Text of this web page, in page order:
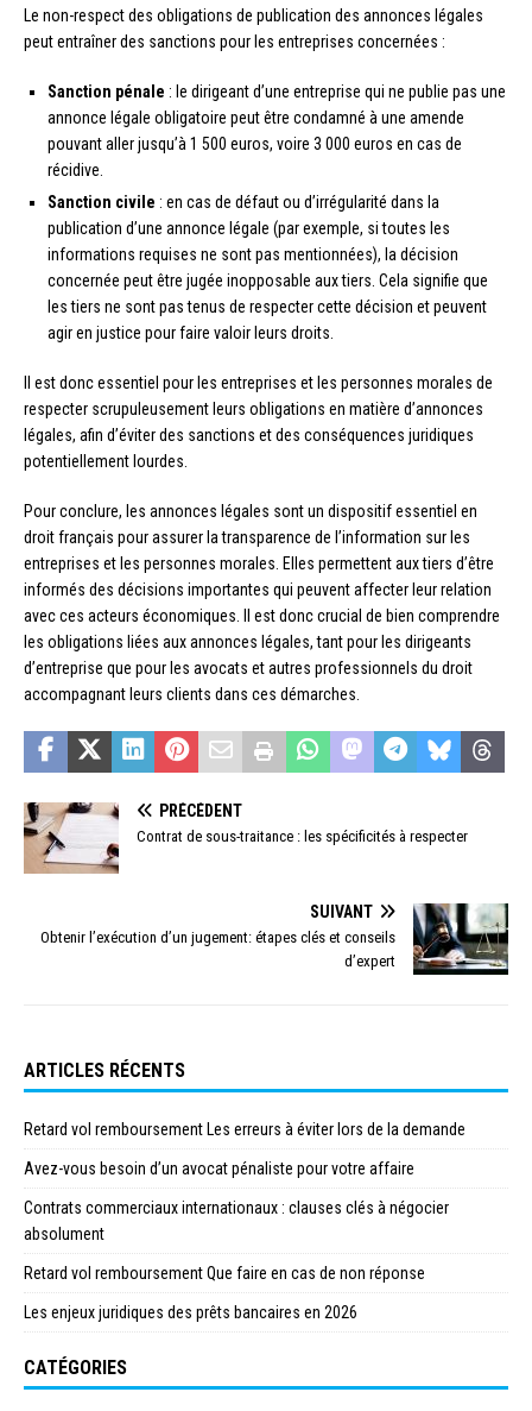
Le non-respect des obligations de publication des annonces légales
peut entraîner des sanctions pour les entreprises concernées :
Sanction pénale : le dirigeant d’une entreprise qui ne publie pas une
annonce légale obligatoire peut être condamné à une amende
pouvant aller jusqu’à 1 500 euros, voire 3 000 euros en cas de
récidive.
Sanction civile : en cas de défaut ou d’irrégularité dans la
publication d’une annonce légale (par exemple, si toutes les
informations requises ne sont pas mentionnées), la décision
concernée peut être jugée inopposable aux tiers. Cela signifie que
les tiers ne sont pas tenus de respecter cette décision et peuvent
agir en justice pour faire valoir leurs droits.
Il est donc essentiel pour les entreprises et les personnes morales de
respecter scrupuleusement leurs obligations en matière d’annonces
légales, afin d’éviter des sanctions et des conséquences juridiques
potentiellement lourdes.
Pour conclure, les annonces légales sont un dispositif essentiel en
droit français pour assurer la transparence de l’information sur les
entreprises et les personnes morales. Elles permettent aux tiers d’être
informés des décisions importantes qui peuvent affecter leur relation
avec ces acteurs économiques. Il est donc crucial de bien comprendre
les obligations liées aux annonces légales, tant pour les dirigeants
d’entreprise que pour les avocats et autres professionnels du droit
accompagnant leurs clients dans ces démarches.
PRÉCÉDENT
Contrat de sous-traitance : les spécificités à respecter
SUIVANT
Obtenir l’exécution d’un jugement: étapes clés et conseils
d’expert
ARTICLES RÉCENTS
Retard vol remboursement Les erreurs à éviter lors de la demande
Avez-vous besoin d’un avocat pénaliste pour votre affaire
Contrats commerciaux internationaux : clauses clés à négocier
absolument
Retard vol remboursement Que faire en cas de non réponse
Les enjeux juridiques des prêts bancaires en 2026
CATÉGORIES